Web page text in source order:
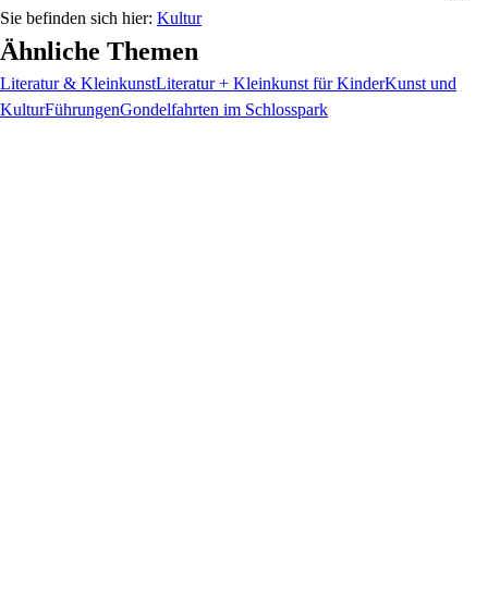
Kultur
Ähnliche Themen
Literatur & KleinkunstLiteratur + Kleinkunst für KinderKunst und
KulturFührungenGondelfahrten im Schlosspark